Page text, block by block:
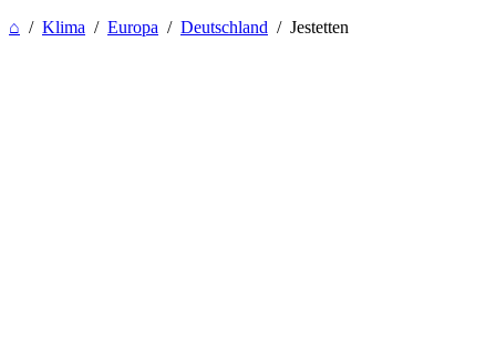
⌂ / Klima / Europa / Deutschland / Jestetten